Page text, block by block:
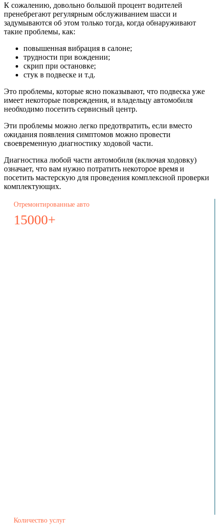
К сожалению, довольно большой процент водителей
пренебрегают регулярным обслуживанием шасси и
задумываются об этом только тогда, когда обнаруживают
такие проблемы, как:
повышенная вибрация в салоне;
трудности при вождении;
скрип при остановке;
стук в подвеске и т.д.
Это проблемы, которые ясно показывают, что подвеска уже
имеет некоторые повреждения, и владельцу автомобиля
необходимо посетить сервисный центр.
Эти проблемы можно легко предотвратить, если вместо
ожидания появления симптомов можно провести
своевременную диагностику ходовой части.
Диагностика любой части автомобиля (включая ходовку)
означает, что вам нужно потратить некоторое время и
посетить мастерскую для проведения комплексной проверки
комплектующих.
Отремонтированные авто
15000+
Количество услуг